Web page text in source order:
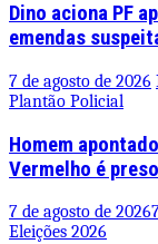
Dino aciona PF
emendas
7 de agosto de 2026
Plantão Policial
Homem
Vermelho é
7 de agosto de 2026
Eleições 2026